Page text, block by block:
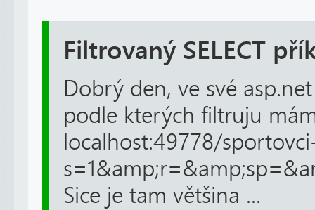
Filtrovaný SELECT
Dobrý den, ve své
podle kterých filtruju
localhost:49778/
Sice je tam většina ...